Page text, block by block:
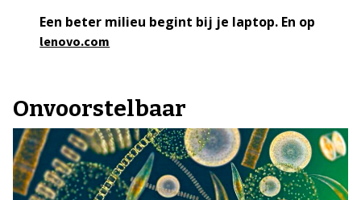
Een beter milieu begint bij je laptop. En op
lenovo.com
Onvoorstelbaar